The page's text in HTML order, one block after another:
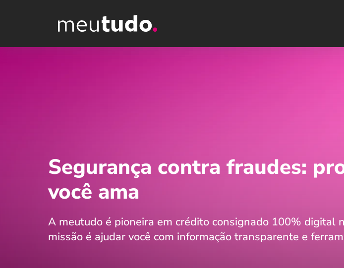
Segurança contra fraudes:
você ama
A meutudo é pioneira em crédito consignado 100% digital
missão é ajudar você com informação transparente e